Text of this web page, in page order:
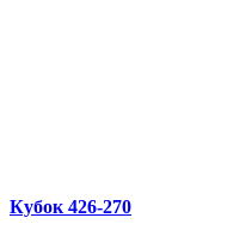
Кубок 426‑270